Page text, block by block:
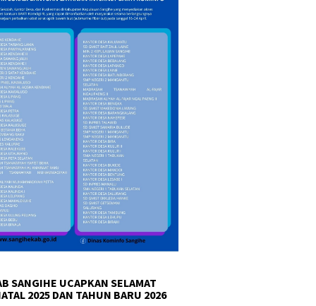
SANGIHE UCAPKAN SELAMAT
2025 DAN TAHUN BARU 2026